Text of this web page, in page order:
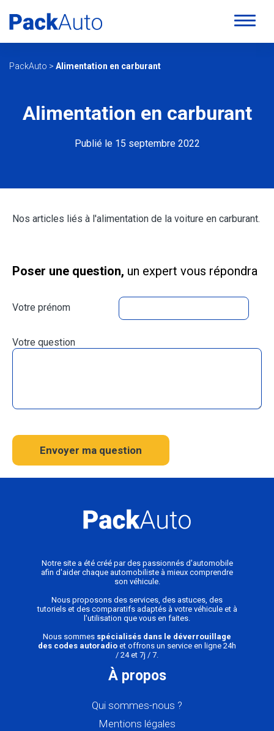
PackAuto > Alimentation en carburant
Alimentation en carburant
Publié le 15 septembre 2022
Nos articles liés à l'alimentation de la voiture en carburant.
Poser une question, un expert vous répondra
Votre prénom
Votre question
Envoyer ma question
Notre site a été créé par des passionnés d'automobile
afin d'aider chaque automobiliste à mieux comprendre
son véhicule.
Nous proposons des services, des astuces, des
tutoriels et des comparatifs adaptés à votre véhicule et à
l'utilisation que vous en faites.
Nous sommes spécialisés dans le déverrouillage
des codes autoradio et offrons un service en ligne 24h
/ 24 et 7j / 7.
À propos
Qui sommes-nous ?
Mentions légales